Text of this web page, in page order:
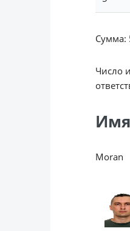
Сумма:
Число
Moran